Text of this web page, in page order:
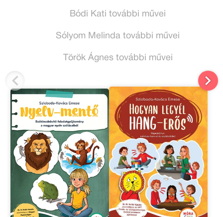
Bódi Kati további művei
Sólyom Melinda további művei
Török Ágnes további művei